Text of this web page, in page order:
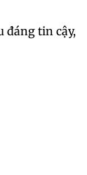
đáng tin cậy,